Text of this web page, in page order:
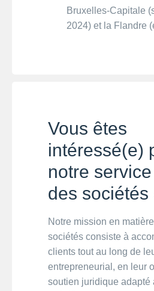
Bruxelles-Capitale
2024) et la Flandre
Vous êtes
intéressé(e)
notre
des sociétés
Notre mission en
sociétés consiste à
clients tout au long de
entrepreneurial, en leur
soutien juridique adapté